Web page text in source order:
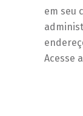
em seu
Acesse